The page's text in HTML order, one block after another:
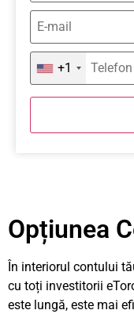
+1
Opțiunea
În interiorul contului
cu toți investitorii
este lungă, este mai